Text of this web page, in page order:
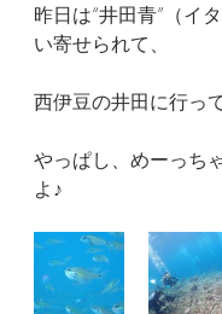
昨日は“井田青”（イ
い寄せられて、
西伊豆の井田に行っ
やっぱし、めーっち
よ♪